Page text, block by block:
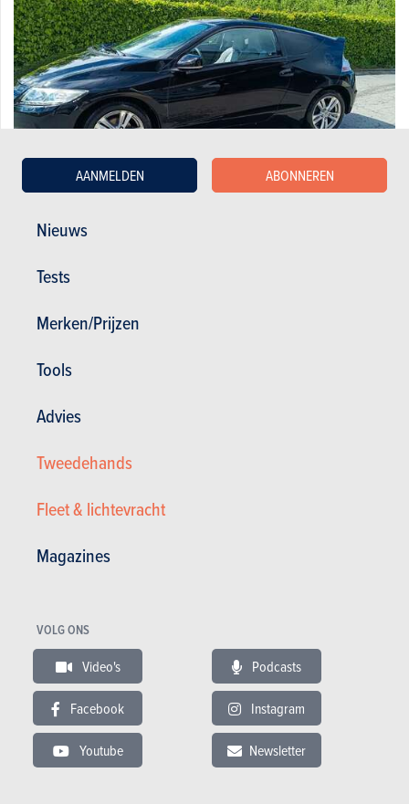
Nieuws
Tests
Merken/Prijzen
Tools
Advies
Tweedehands
Fleet & lichtevracht
Magazines
AANMELDEN ABONNEREN
VOLG ONS
Video's Podcasts
Facebook Instagram
Youtube Newsletter
9.000 €
114 pk
Tweedehands & Stock
Autotests
Mijn diensten
Inschrijven op de website
Abonneer u op het magazine
Contact